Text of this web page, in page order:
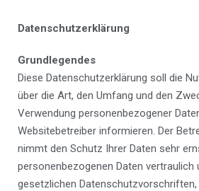
Datenschutzerklärung
Grundlegendes
Diese Datenschutzerklärung soll die
über die Art, den Umfang und den
Verwendung personenbezogener
Websitebetreiber informieren. Der
nimmt den Schutz Ihrer Daten sehr
personenbezogenen Daten vertraulich
gesetzlichen